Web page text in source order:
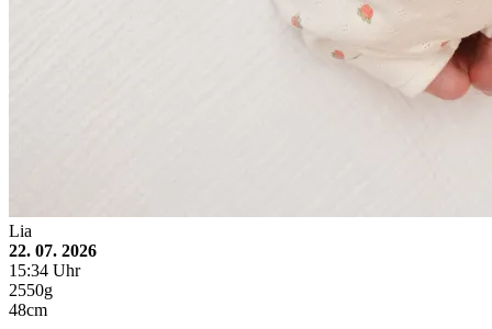
Lia
22. 07. 2026
15:34 Uhr
2550g
48cm